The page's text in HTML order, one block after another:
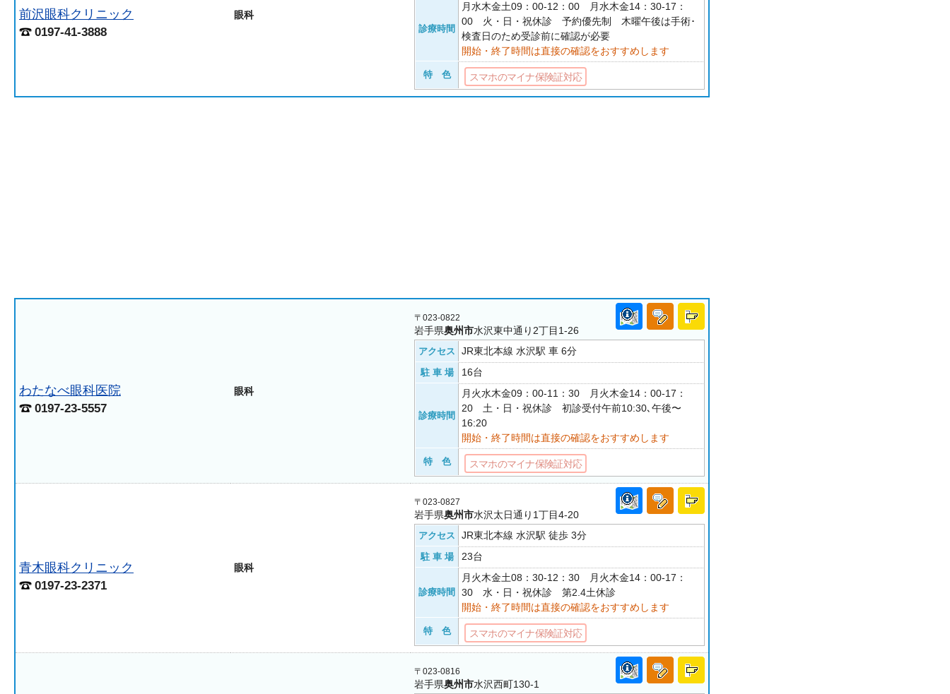
前沢眼科クリニック
0197-41-3888
眼科
診療時間
月水木金土09：00-12：00 月水木金14：30-17：
00 火・日・祝休診 予約優先制 木曜午後は手術･
検査日のため受診前に確認が必要
開始・終了時間は直接の確認をおすすめします
特 色 スマホのマイナ保険証対応
わたなべ眼科医院
0197-23-5557
眼科
〒023-0822
岩手県奥州市水沢東中通り2丁目1-26
アクセス JR東北本線 水沢駅 車 6分
駐 車 場 16台
診療時間
月火水木金09：00-11：30 月火木金14：00-17：
20 土・日・祝休診 初診受付午前10:30､午後〜
16:20
開始・終了時間は直接の確認をおすすめします
特 色 スマホのマイナ保険証対応
青木眼科クリニック
0197-23-2371
眼科
〒023-0827
岩手県奥州市水沢太日通り1丁目4-20
アクセス JR東北本線 水沢駅 徒歩 3分
駐 車 場 23台
診療時間
月火木金土08：30-12：30 月火木金14：00-17：
30 水・日・祝休診 第2.4土休診
開始・終了時間は直接の確認をおすすめします
特 色 スマホのマイナ保険証対応
〒023-0816
岩手県奥州市水沢西町130-1